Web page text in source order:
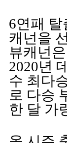
6연패
캐넌을
뷰캐넌
2020년
수 최다
로 다승
한 달 가